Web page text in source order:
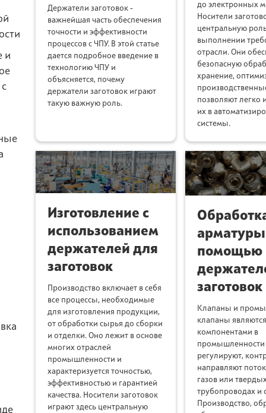
и
Держатели заготовок -
важнейшая часть обеспечения
точности и эффективности
процессов с ЧПУ. В этой статье
дается подробное введение в
технологию ЧПУ и
объясняется, почему
держатели заготовок играют
такую важную роль.‍
до электронных
Носители
центральную
выполнении
отрасли. Они
безопасную
хранение,
позволяют легко
их в
системы.
Изготовление с
использованием
держателей для
заготовок
Производство включает в себя
все процессы, необходимые
для изготовления продукции,
от обработки сырья до сборки
и отделки. Оно лежит в основе
многих отраслей
промышленности и
характеризуется точностью,
эффективностью и гарантией
качества. Носители заготовок
играют здесь центральную
арматуры
помощью
заготовок
Клапаны и
клапаны
компонентами в
промышленности
регулируют,
направляют
газов или
трубопроводах и
Производство,